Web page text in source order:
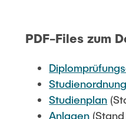
PDF-Files zum
Studienordnung
Studienplan
Anlagen